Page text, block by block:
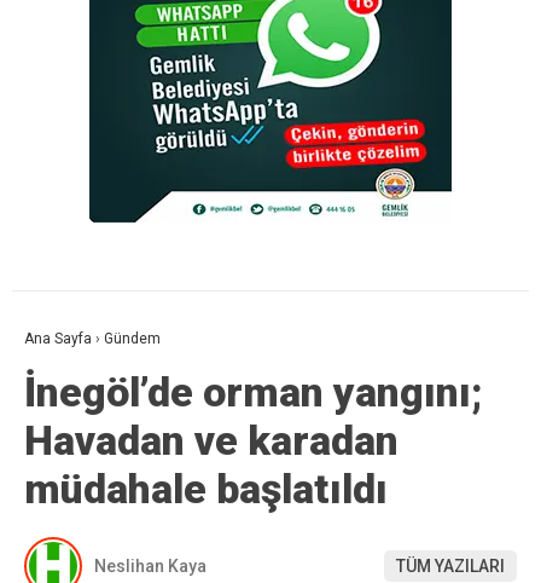
Ana Sayfa › Gündem
İnegöl’de orman yangını;
Havadan ve karadan
müdahale başlatıldı
Neslihan Kaya TÜM YAZILARI